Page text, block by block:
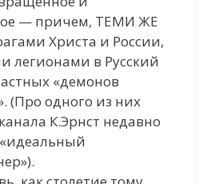
— причем, ТЕМИ ЖЕ
Христа и России,
легионами в Русский
«демонов
(Про одного из них
К.Эрнст недавно